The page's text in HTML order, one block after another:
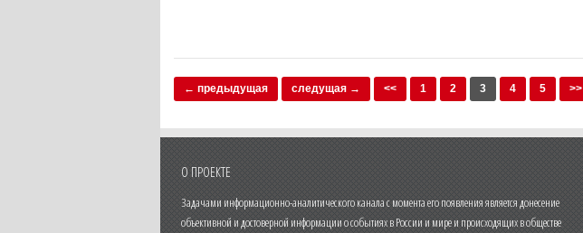
← предыдущая следущая → << 1 2 3 4 5 >>
О ПРОЕКТЕ
Задачами информационно-аналитического канала с момента его появления является донесение
объективной и достоверной информации о событиях в России и мире и происходящих в обществе